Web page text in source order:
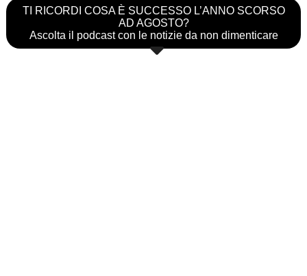
TI RICORDI COSA È SUCCESSO L’ANNO SCORSO
AD AGOSTO?
Ascolta il podcast con le notizie da non dimenticare